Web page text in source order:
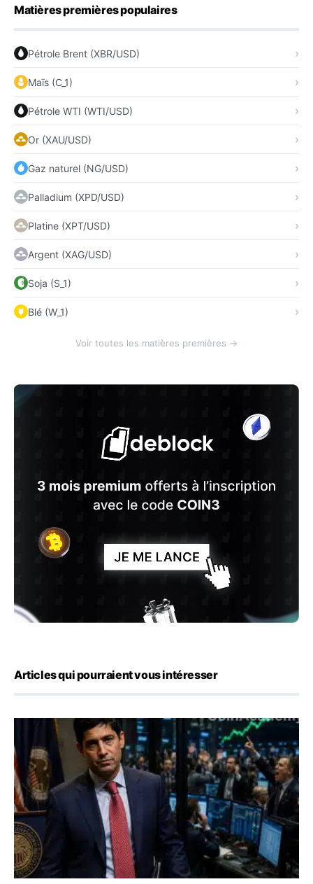
Matières premières populaires
Pétrole Brent (XBR/USD)
Maïs (C_1)
Pétrole WTI (WTI/USD)
Or (XAU/USD)
Gaz naturel (NG/USD)
Palladium (XPD/USD)
Platine (XPT/USD)
Argent (XAG/USD)
Soja (S_1)
Blé (W_1)
Voir toutes les matières premières →
Articles qui pourraient vous intéresser
Emploi américain : 23 000 postes détruits en juillet, les